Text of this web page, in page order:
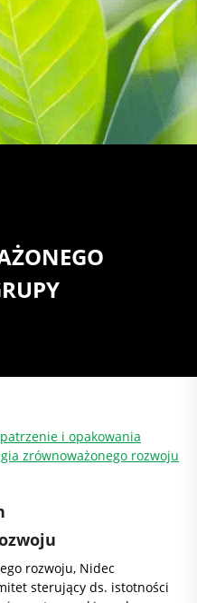
i opakowania
zrównoważonego rozwoju
rozwoju, Nidec
sterujący ds. istotności